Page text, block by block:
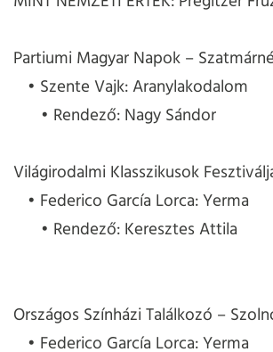
Partiumi Magyar Napok –
Szente Vajk: Aranylakodalom
Rendező: Nagy Sándor
Világirodalmi Klasszikusok
Federico García Lorca: Yerma
Rendező: Keresztes Attila
Országos Színházi Találkozó –
Federico García Lorca: Yerma